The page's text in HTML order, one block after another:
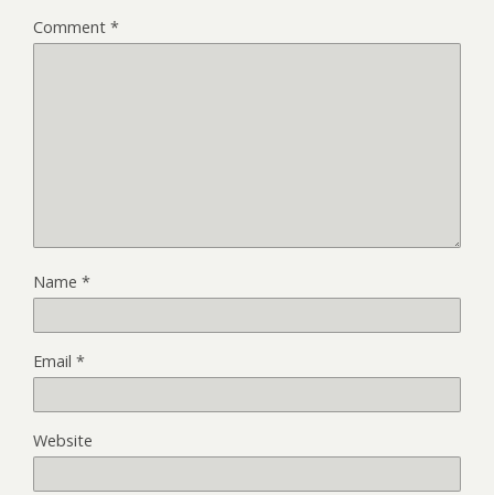
Comment *
Name *
Email *
Website